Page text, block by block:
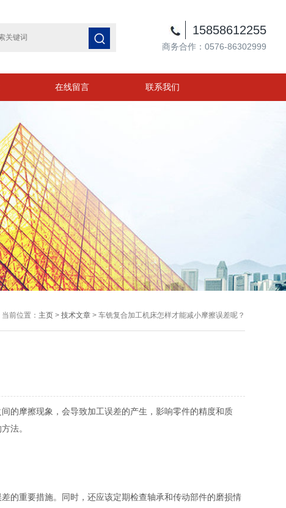
15858612255
商务合作：0576-86302999
在线留言 联系我们
当前位置： 主页> 技术文章> 车铣复合加工机床怎样才能减小摩擦误差呢？
摩擦现象，会导致加工误差的产生，影响零件的精度和质
法。
重要措施。同时，还应该定期检查轴承和传动部件的磨损情